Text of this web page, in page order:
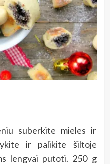
suberkite mieles ir
ir palikite šiltoje
lengvai putoti. 250 g